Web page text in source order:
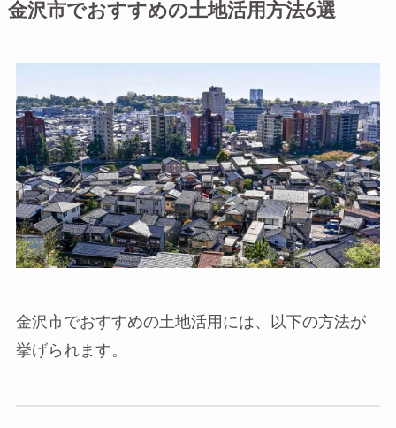
金沢市でおすすめの土地活用方法6選
金沢市でおすすめの土地活用には、以下の方法が
挙げられます。